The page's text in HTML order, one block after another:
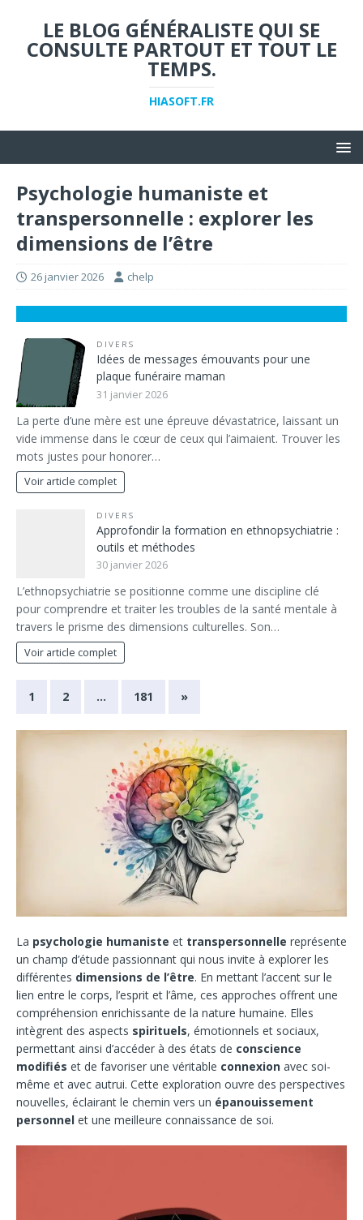
LE BLOG GÉNÉRALISTE QUI SE
CONSULTE PARTOUT ET TOUT LE
TEMPS.
HIASOFT.FR
Psychologie humaniste et
transpersonnelle : explorer les
dimensions de l’être
26 janvier 2026 chelp
DIVERS
Idées de messages émouvants pour une
plaque funéraire maman
31 janvier 2026
La perte d’une mère est une épreuve dévastatrice, laissant un
vide immense dans le cœur de ceux qui l’aimaient. Trouver les
mots justes pour honorer…
Voir article complet
DIVERS
Approfondir la formation en ethnopsychiatrie :
outils et méthodes
30 janvier 2026
L’ethnopsychiatrie se positionne comme une discipline clé
pour comprendre et traiter les troubles de la santé mentale à
travers le prisme des dimensions culturelles. Son…
Voir article complet
1 2 … 181 »
La psychologie humaniste et transpersonnelle représente
un champ d’étude passionnant qui nous invite à explorer les
différentes dimensions de l’être. En mettant l’accent sur le
lien entre le corps, l’esprit et l’âme, ces approches offrent une
compréhension enrichissante de la nature humaine. Elles
intègrent des aspects spirituels, émotionnels et sociaux,
permettant ainsi d’accéder à des états de conscience
modifiés et de favoriser une véritable connexion avec soi-
même et avec autrui. Cette exploration ouvre des perspectives
nouvelles, éclairant le chemin vers un épanouissement
personnel et une meilleure connaissance de soi.